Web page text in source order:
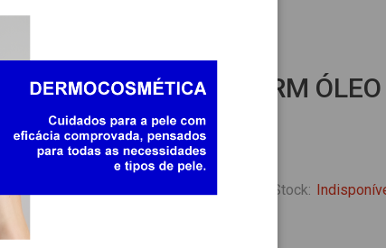
BIODERMA ATODERM
150ML
7291450
27.94 Stock: